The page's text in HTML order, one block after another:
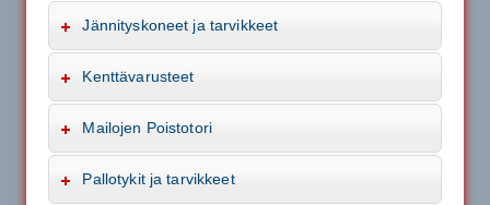
Jännityskoneet ja tarvikkeet
Kenttävarusteet
Mailojen Poistotori
Pallotykit ja tarvikkeet